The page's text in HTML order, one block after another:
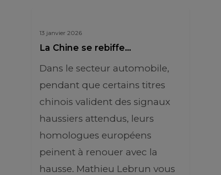
13 janvier 2026
La Chine se rebiffe…
Dans le secteur automobile,
pendant que certains titres
chinois valident des signaux
haussiers attendus, leurs
homologues européens
peinent à renouer avec la
hausse. Mathieu Lebrun vous